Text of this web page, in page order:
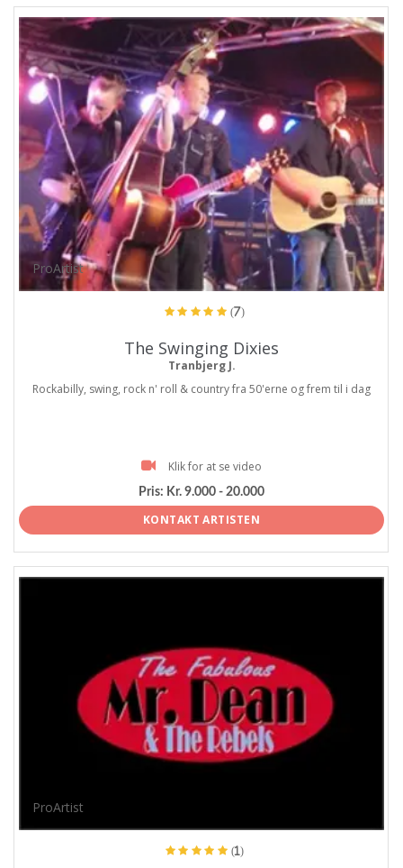
ProArtist
(7)
The Swinging Dixies
Tranbjerg J.
Rockabilly, swing, rock n' roll & country fra 50'erne og frem til i dag
Klik for at se video
Pris: Kr. 9.000 - 20.000
KONTAKT ARTISTEN
ProArtist
(1)